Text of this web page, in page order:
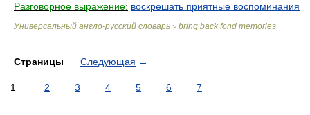
Разговорное выражение: воскрешать приятные воспоминания
Универсальный англо-русский словарь > bring back fond memories
Страницы Следующая →
1 2 3 4 5 6 7